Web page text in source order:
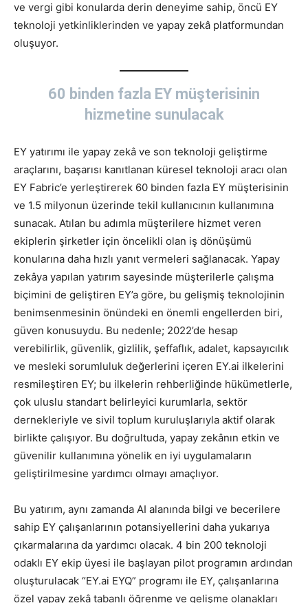
ve vergi gibi konularda derin deneyime sahip, öncü EY
teknoloji yetkinliklerinden ve yapay zekâ platformundan
oluşuyor.
60 binden fazla EY müşterisinin
hizmetine sunulacak
EY yatırımı ile yapay zekâ ve son teknoloji geliştirme
araçlarını, başarısı kanıtlanan küresel teknoloji aracı olan
EY Fabric’e yerleştirerek 60 binden fazla EY müşterisinin
ve 1.5 milyonun üzerinde tekil kullanıcının kullanımına
sunacak. Atılan bu adımla müşterilere hizmet veren
ekiplerin şirketler için öncelikli olan iş dönüşümü
konularına daha hızlı yanıt vermeleri sağlanacak. Yapay
zekâya yapılan yatırım sayesinde müşterilerle çalışma
biçimini de geliştiren EY’a göre, bu gelişmiş teknolojinin
benimsenmesinin önündeki en önemli engellerden biri,
güven konusuydu. Bu nedenle; 2022’de hesap
verebilirlik, güvenlik, gizlilik, şeffaflık, adalet, kapsayıcılık
ve mesleki sorumluluk değerlerini içeren EY.ai ilkelerini
resmileştiren EY; bu ilkelerin rehberliğinde hükümetlerle,
çok uluslu standart belirleyici kurumlarla, sektör
dernekleriyle ve sivil toplum kuruluşlarıyla aktif olarak
birlikte çalışıyor. Bu doğrultuda, yapay zekânın etkin ve
güvenilir kullanımına yönelik en iyi uygulamaların
geliştirilmesine yardımcı olmayı amaçlıyor.
Bu yatırım, aynı zamanda AI alanında bilgi ve becerilere
sahip EY çalışanlarının potansiyellerini daha yukarıya
çıkarmalarına da yardımcı olacak. 4 bin 200 teknoloji
odaklı EY ekip üyesi ile başlayan pilot programın ardından
oluşturulacak “EY.ai EYQ” programı ile EY, çalışanlarına
özel yapay zekâ tabanlı öğrenme ve gelişme olanakları